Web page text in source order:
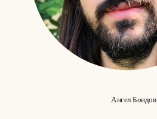
Ангел Бондов